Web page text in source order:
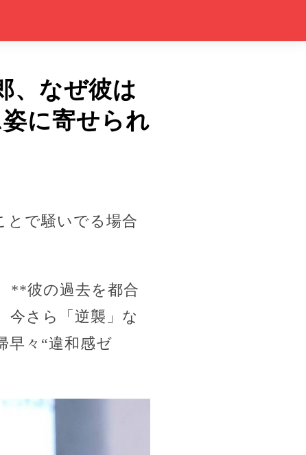
、なぜ彼は
に寄せられ
とで騒いでる場合
**彼の過去を都合
今さら「逆襲」な
早々“違和感ゼ